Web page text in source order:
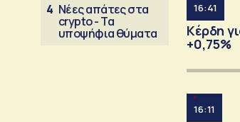
4 Νέες απάτες στα
crypto - Τα
υποψήφια θύματα
16:41
Κέρδη
+0,75%
16:11